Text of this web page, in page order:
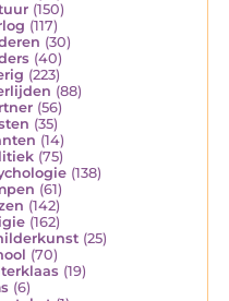
(150)
(117)
(30)
(40)
(223)
(88)
(56)
(35)
(14)
(75)
(138)
(61)
(142)
(162)
(25)
(70)
(19)
(6)